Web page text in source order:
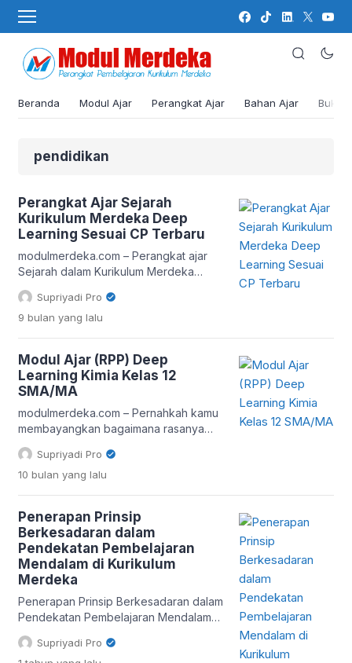
Beranda Modul Ajar Perangkat Ajar Bahan Ajar Buku
pendidikan
Perangkat Ajar Sejarah
Kurikulum Merdeka Deep
Learning Sesuai CP Terbaru
modulmerdeka.com – Perangkat ajar
Sejarah dalam Kurikulum Merdeka
menekankan pendekatan
pembelajaran yang mendalam dan
berpusat pada peserta didik. Melalui
akibat, menganalisis sumber sejarah,
serta mengembangkan kemampuan
berpikir kritis terhadap peristiwa masa
lalu. Model ini mendukung
pembelajaran yang tidak hanya
berfokus pada hafalan, tetapi juga
pemaknaan kontekstual terhadap […]
Supriyadi Pro
9 bulan yang lalu
Modul Ajar (RPP) Deep
Learning Kimia Kelas 12
SMA/MA
modulmerdeka.com – Pernahkah kamu
membayangkan bagaimana rasanya
belajar Kimia di kelas 12 SMA/MA
dengan cara yang lebih interaktif, tidak
membosankan, dan sekaligus
konsep Modul Ajar atau Rencana
Pelaksanaan Pembelajaran (RPP)
berbasis deep learning. Dalam konteks
Merdeka Belajar, pendekatan ini bukan
hanya tren sesaat, tapi menjadi […]
Supriyadi Pro
10 bulan yang lalu
Penerapan Prinsip
Berkesadaran dalam
Pendekatan Pembelajaran
Mendalam di Kurikulum
Merdeka
Penerapan Prinsip Berkesadaran dalam
Pendekatan Pembelajaran Mendalam
Mengapa Prinsip Berkesadaran
Penting dalam Pendidikan?
Supriyadi Pro